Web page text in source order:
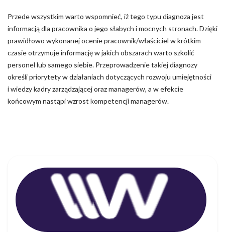
Przede wszystkim warto wspomnieć, iż tego typu diagnoza jest
informacją dla pracownika o jego słabych i mocnych stronach. Dzięki
prawidłowo wykonanej ocenie pracownik/właściciel w krótkim
czasie otrzymuje informację w jakich obszarach warto szkolić
personel lub samego siebie. Przeprowadzenie takiej diagnozy
określi priorytety w działaniach dotyczących rozwoju umiejętności
i wiedzy kadry zarządzającej oraz managerów, a w efekcie
końcowym nastąpi wzrost kompetencji managerów.